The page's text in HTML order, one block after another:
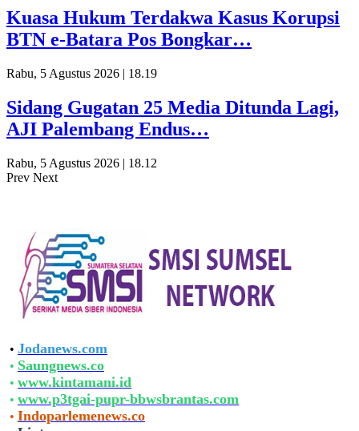
Kuasa Hukum Terdakwa Kasus Korupsi
BTN e-Batara Pos Bongkar…
Rabu, 5 Agustus 2026 | 18.19
Sidang Gugatan 25 Media Ditunda Lagi,
AJI Palembang Endus…
Rabu, 5 Agustus 2026 | 18.12
Prev Next
• Jodanews.com
• Saungnews.co
• www.kintamani.id
• www.p3tgai-pupr-bbwsbrantas.com
• Indoparlemenews.co